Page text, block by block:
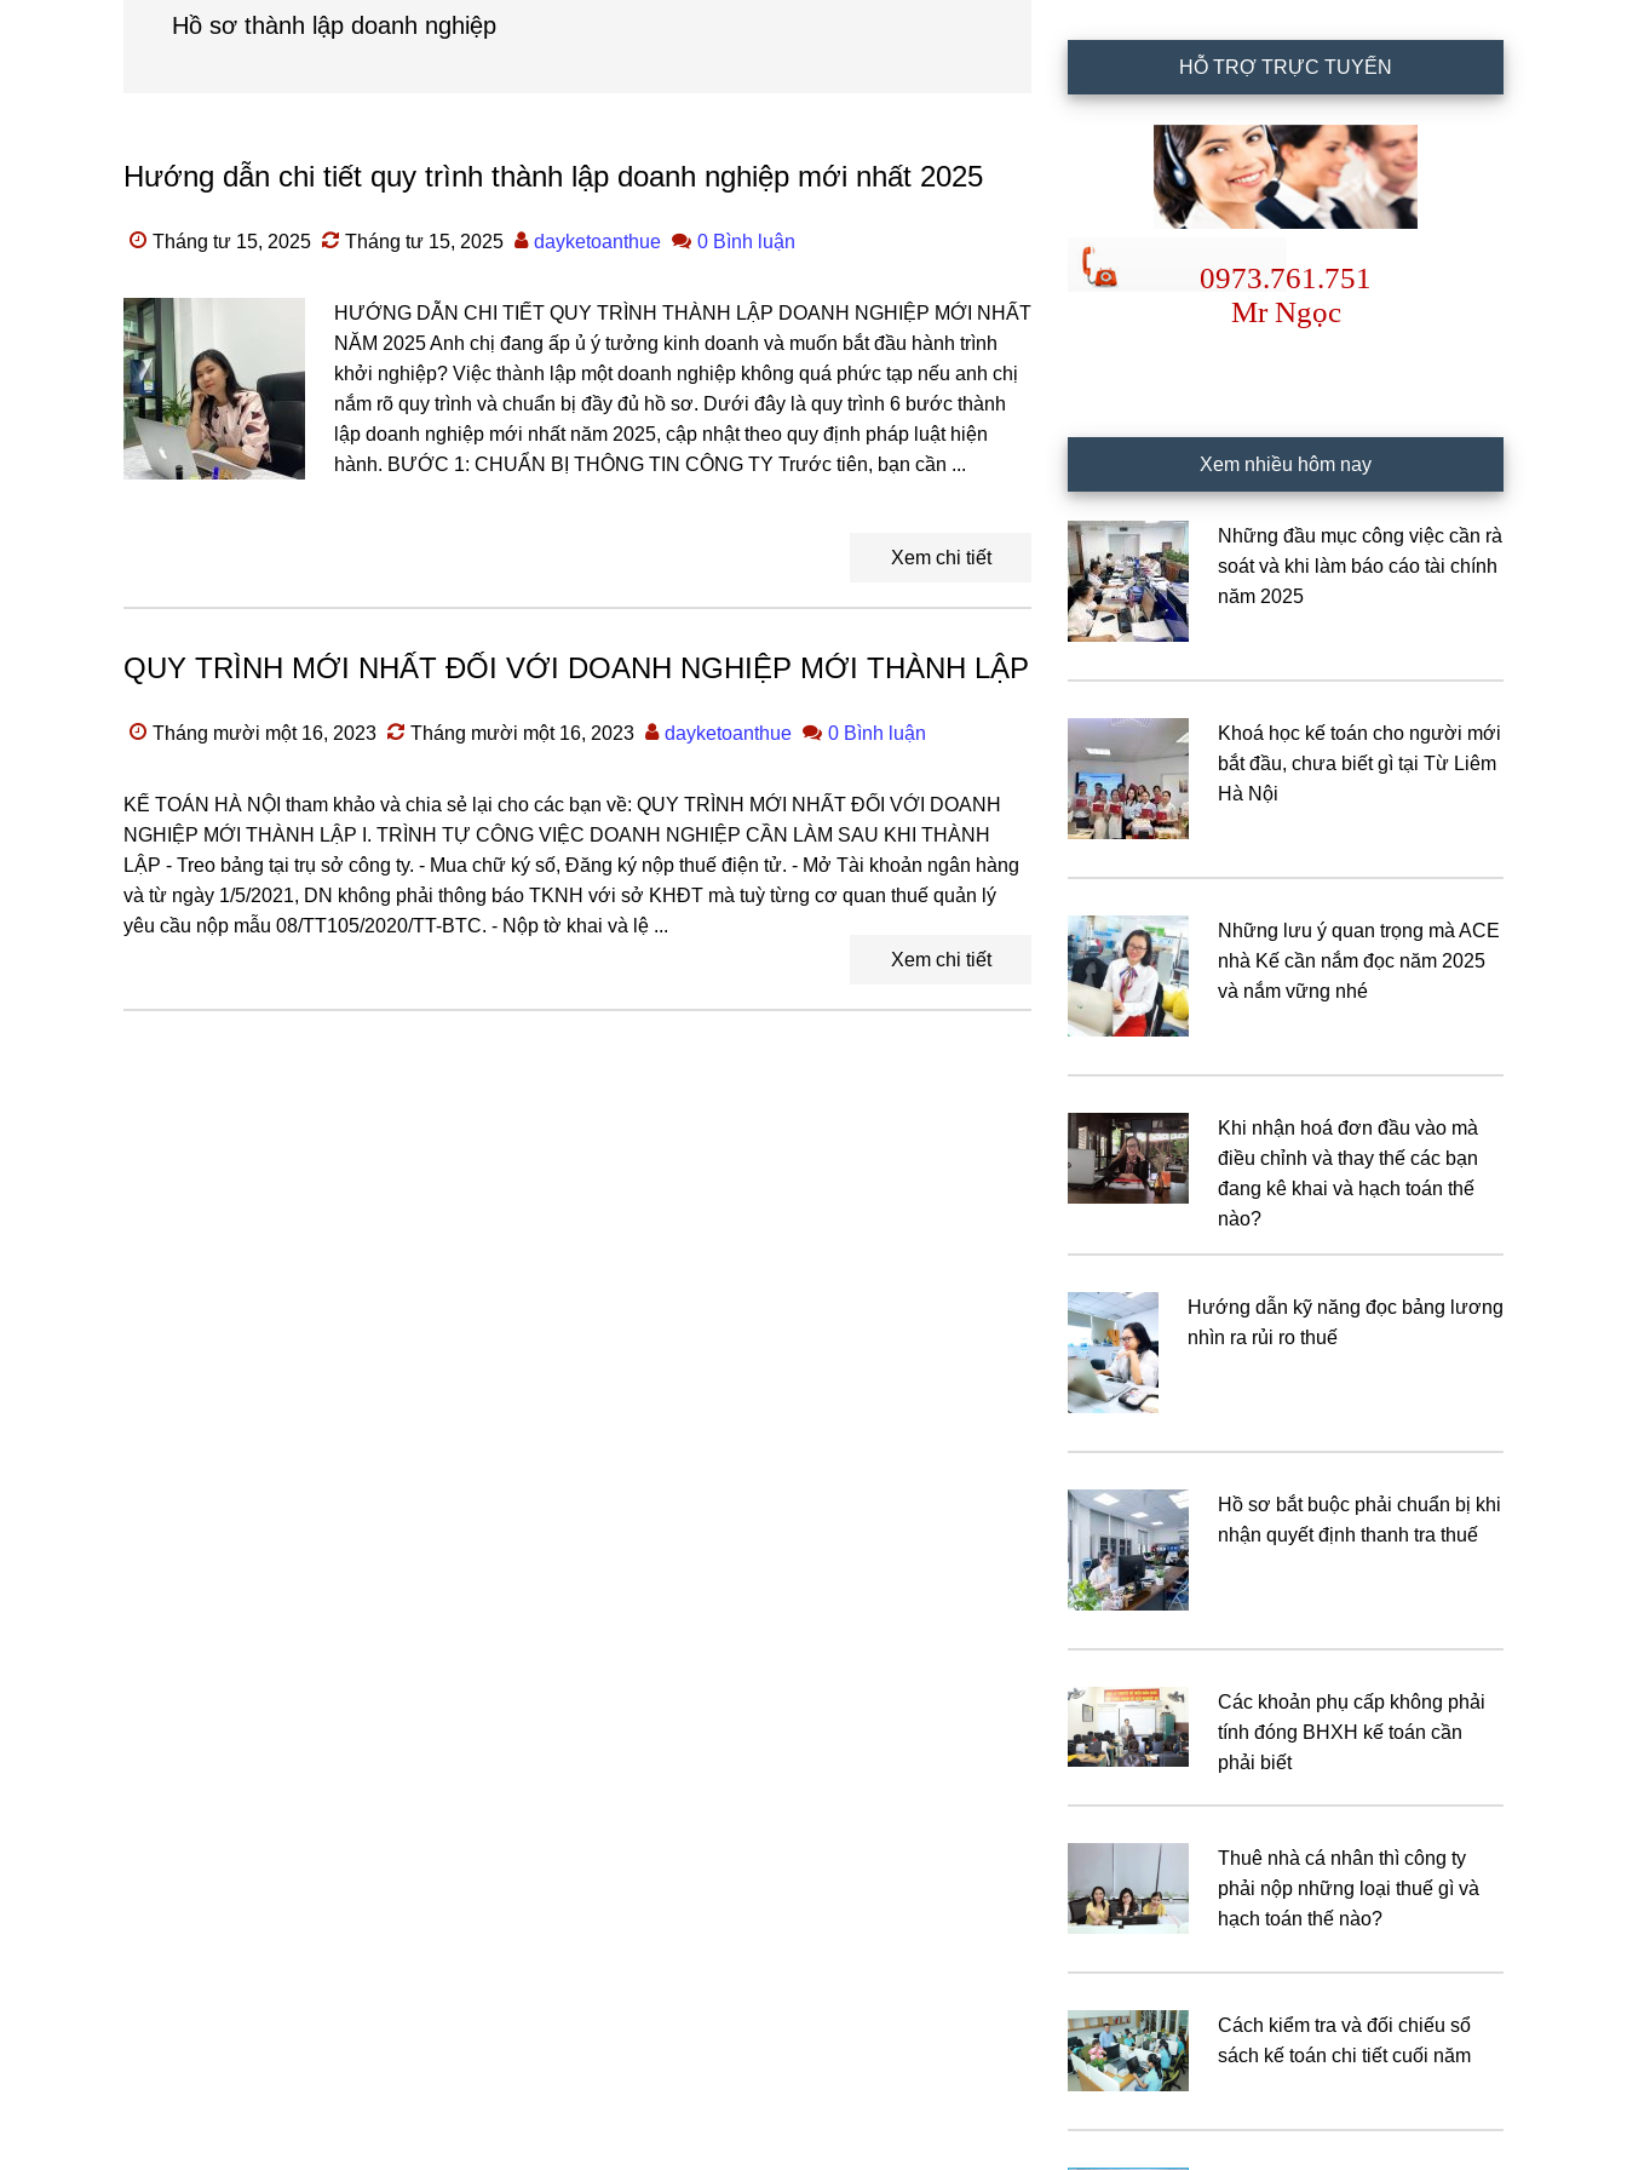
Hồ sơ thành lập doanh nghiệp
Hướng dẫn chi tiết quy trình thành lập doanh nghiệp mới nhất 2025
Tháng tư 15, 2025 Tháng tư 15, 2025 dayketoanthue 0 Bình luận
HƯỚNG DẪN CHI TIẾT QUY TRÌNH THÀNH LẬP DOANH NGHIỆP MỚI NHẤT
NĂM 2025 Anh chị đang ấp ủ ý tưởng kinh doanh và muốn bắt đầu hành trình
khởi nghiệp? Việc thành lập một doanh nghiệp không quá phức tạp nếu anh chị
nắm rõ quy trình và chuẩn bị đầy đủ hồ sơ. Dưới đây là quy trình 6 bước thành
lập doanh nghiệp mới nhất năm 2025, cập nhật theo quy định pháp luật hiện
hành. BƯỚC 1: CHUẨN BỊ THÔNG TIN CÔNG TY Trước tiên, bạn cần ...
Xem chi tiết
QUY TRÌNH MỚI NHẤT ĐỐI VỚI DOANH NGHIỆP MỚI THÀNH LẬP
Tháng mười một 16, 2023 Tháng mười một 16, 2023 dayketoanthue 0 Bình luận
KẾ TOÁN HÀ NỘI tham khảo và chia sẻ lại cho các bạn về: QUY TRÌNH MỚI NHẤT ĐỐI VỚI DOANH
NGHIỆP MỚI THÀNH LẬP I. TRÌNH TỰ CÔNG VIỆC DOANH NGHIỆP CẦN LÀM SAU KHI THÀNH
LẬP - Treo bảng tại trụ sở công ty. - Mua chữ ký số, Đăng ký nộp thuế điện tử. - Mở Tài khoản ngân hàng
và từ ngày 1/5/2021, DN không phải thông báo TKNH với sở KHĐT mà tuỳ từng cơ quan thuế quản lý
yêu cầu nộp mẫu 08/TT105/2020/TT-BTC. - Nộp tờ khai và lệ ...
Xem chi tiết
HỖ TRỢ TRỰC TUYẾN
0973.761.751
Mr Ngọc
Xem nhiều hôm nay
Những đầu mục công việc cần rà
soát và khi làm báo cáo tài chính
năm 2025
Khoá học kế toán cho người mới
bắt đầu, chưa biết gì tại Từ Liêm
Hà Nội
Những lưu ý quan trọng mà ACE
nhà Kế cần nắm đọc năm 2025
và nắm vững nhé
Khi nhận hoá đơn đầu vào mà
điều chỉnh và thay thế các bạn
đang kê khai và hạch toán thế
nào?
Hướng dẫn kỹ năng đọc bảng lương
nhìn ra rủi ro thuế
Hồ sơ bắt buộc phải chuẩn bị khi
nhận quyết định thanh tra thuế
Các khoản phụ cấp không phải
tính đóng BHXH kế toán cần
phải biết
Thuê nhà cá nhân thì công ty
phải nộp những loại thuế gì và
hạch toán thế nào?
Cách kiểm tra và đối chiếu sổ
sách kế toán chi tiết cuối năm